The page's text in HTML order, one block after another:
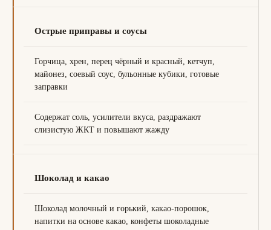
Острые приправы и соусы
Горчица, хрен, перец чёрный и красный, кетчуп,
майонез, соевый соус, бульонные кубики, готовые
заправки
Содержат соль, усилители вкуса, раздражают
слизистую ЖКТ и повышают жажду
Шоколад и какао
Шоколад молочный и горький, какао-порошок,
напитки на основе какао, конфеты шоколадные